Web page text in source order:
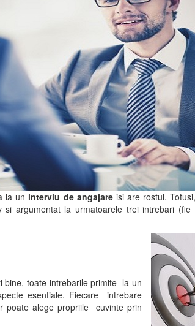
la un interviu de angajareisi are rostul.
argumentat la urmatoarele trei intrebari
bine, toate intrebarile primite la un
esentiale. Fiecare intrebare
poate alege propriile cuvinte prin